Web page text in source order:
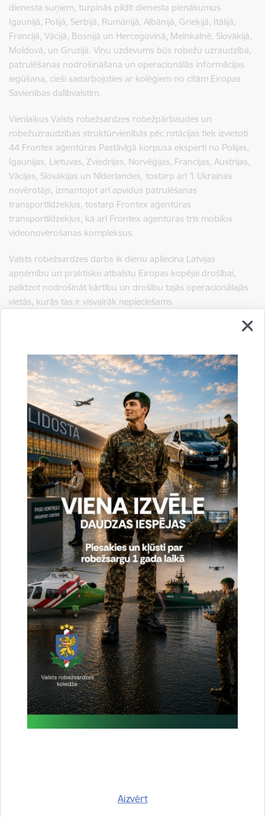
Aizvērt
dienesta suņiem, turpinās pildīt dienesta pienākumus
Igaunijā, Polijā, Serbijā, Rumānijā, Albānijā, Grieķijā, Itālijā,
Francijā, Vācijā, Bosnijā un Hercegovinā, Melnkalnē, Slovākijā,
Moldovā, un Gruzijā. Viņu uzdevums būs robežu uzraudzība,
patrulēšanas nodrošināšana un operacionālās informācijas
iegūšana, cieši sadarbojoties ar kolēģiem no citām Eiropas
Savienības dalībvalstīm.
Vienlaikus Valsts robežsardzes robežpārbaudes un
robežuzraudzības struktūrvienībās pēc rotācijas tiek izvietoti
44 Frontex aģentūras Pastāvīgā korpusa eksperti no Polijas,
Igaunijas, Lietuvas, Zviedrijas, Norvēģijas, Francijas, Austrijas,
Vācijas, Slovākijas un Nīderlandes, tostarp arī 1 Ukrainas
novērotājs, izmantojot arī apvidus patrulēšanas
transportlīdzekļus, tostarp Frontex aģentūras
transportlīdzekļus, kā arī Frontex aģentūras trīs mobilos
videonovērošanas kompleksus.
Valsts robežsardzes darbs ik dienu apliecina Latvijas
apņēmību un praktisko atbalstu Eiropas kopējai drošībai,
palīdzot nodrošināt kārtību un drošību tajās operacionālajās
vietās, kurās tas ir visvairāk nepieciešams.
VRS Eiropas Savienības lietu pārvaldes Kopīgo operāciju
nodaļa
Saistītas tēmas
Aktualitātes: Jaunumi
Drukāt lapu
Vai šī informācija bija noderīga?